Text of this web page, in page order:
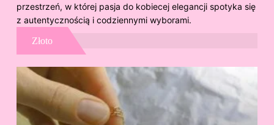
przestrzeń, w której pasja do kobiecej elegancji spotyka się
z autentycznością i codziennymi wyborami.
Złoto